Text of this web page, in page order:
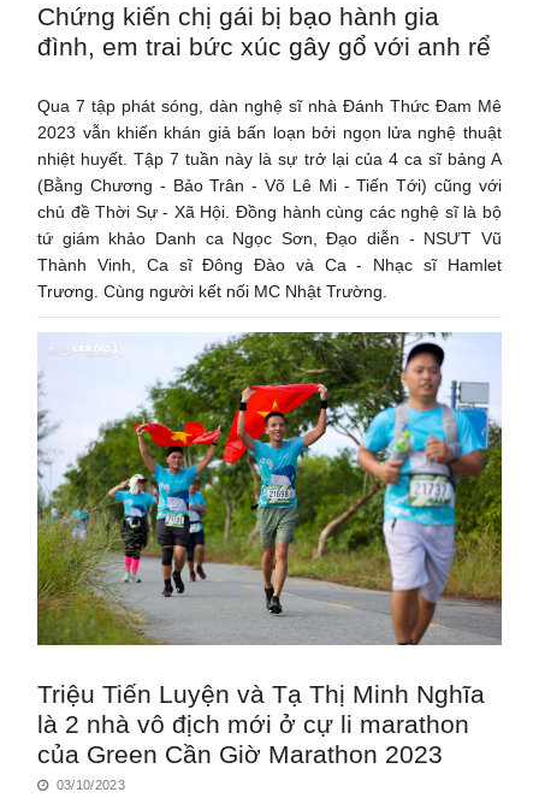
Chứng kiến chị gái bị bạo hành gia
đình, em trai bức xúc gây gổ với anh rể
Qua 7 tập phát sóng, dàn nghệ sĩ nhà Đánh Thức Đam Mê
2023 vẫn khiến khán giả bấn loạn bởi ngọn lửa nghệ thuật
nhiệt huyết. Tập 7 tuần này là sự trở lại của 4 ca sĩ bảng A
(Bằng Chương - Bảo Trân - Võ Lê Mi - Tiến Tới) cũng với
chủ đề Thời Sự - Xã Hội. Đồng hành cùng các nghệ sĩ là bộ
tứ giám khảo Danh ca Ngọc Sơn, Đạo diễn - NSƯT Vũ
Thành Vinh, Ca sĩ Đông Đào và Ca - Nhạc sĩ Hamlet
Trương. Cùng người kết nối MC Nhật Trường.
Triệu Tiến Luyện và Tạ Thị Minh Nghĩa
là 2 nhà vô địch mới ở cự li marathon
của Green Cần Giờ Marathon 2023
03/10/2023